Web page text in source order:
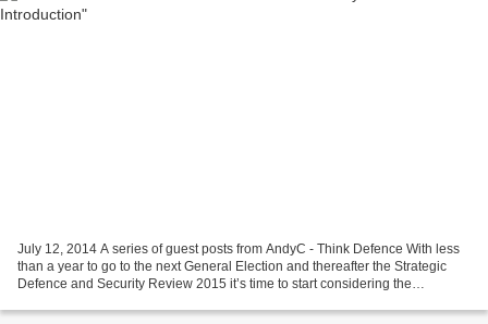
July 12, 2014 A series of guest posts from AndyC - Think Defence With less
than a year to go to the next General Election and thereafter the Strategic
Defence and Security Review 2015 it’s time to start considering the